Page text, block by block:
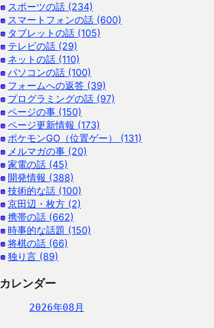
スポーツの話 (234)
スマートフォンの話 (600)
タブレットの話 (105)
テレビの話 (29)
ネットの話 (110)
パソコンの話 (100)
フォームへの返答 (39)
プログラミングの話 (97)
ページの事 (150)
ページ更新情報 (173)
ポケモンGO（位置ゲー） (131)
メルマガの事 (20)
家電の話 (45)
開発情報 (388)
技術的な話 (100)
京田辺・枚方 (2)
携帯の話 (662)
時事的な話題 (150)
将棋の話 (66)
独り言 (89)
カレンダー
2026年08月